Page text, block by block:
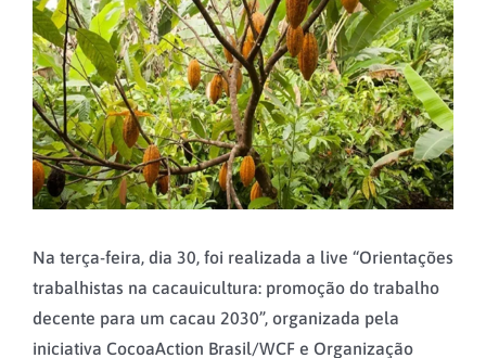
Larger
Image
Na terça-feira, dia 30, foi realizada a live “Orientações
trabalhistas na cacauicultura: promoção do trabalho
decente para um cacau 2030”, organizada pela
iniciativa CocoaAction Brasil/WCF e Organização